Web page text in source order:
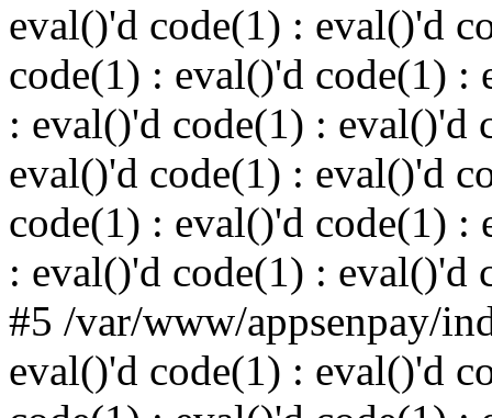
eval()'d code(1) : eval()'d
code(1) : eval()'d code(1) :
: eval()'d code(1) : eval()'d
eval()'d code(1) : eval()'d
code(1) : eval()'d code(1) :
: eval()'d code(1) : eval()'d
#5 /var/www/appsenpay/
eval()'d code(1) : eval()'d